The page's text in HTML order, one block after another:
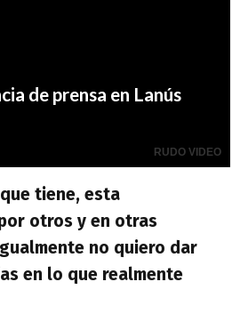
tiene, esta
otros y en otras
no quiero dar
en lo que realmente